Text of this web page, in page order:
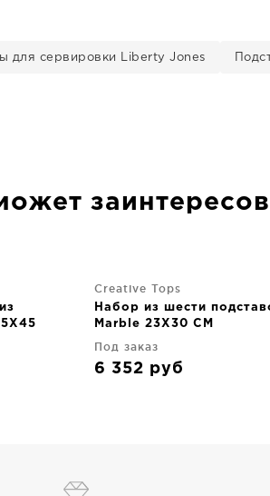
для сервировки Liberty Jones
Creative Tops
Набор из шести
Marble 23X30 CM
Под заказ
6 352 руб